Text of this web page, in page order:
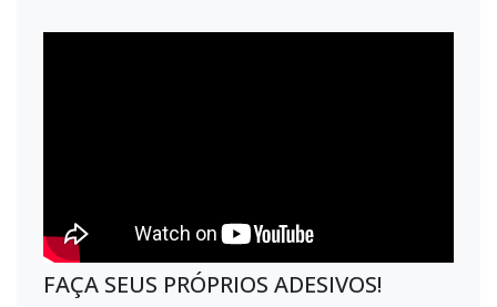
FAÇA SEUS PRÓPRIOS ADESIVOS!